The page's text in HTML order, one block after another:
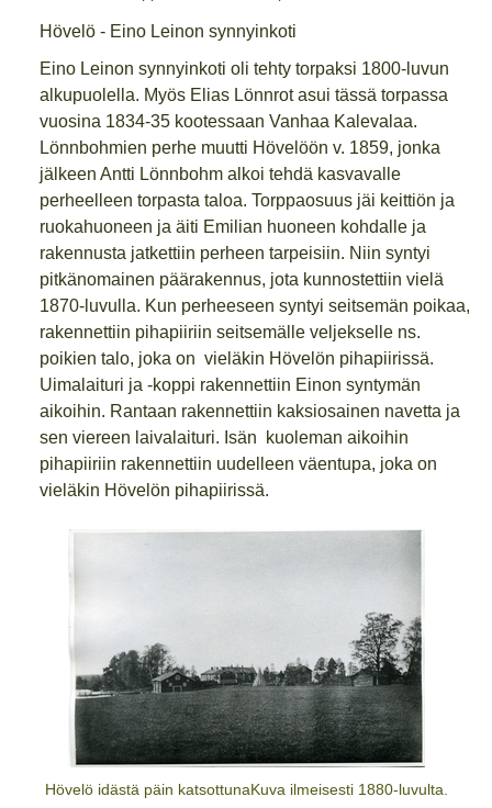
Hövelö - Eino Leinon synnyinkoti
Eino Leinon synnyinkoti oli tehty torpaksi 1800-luvun
alkupuolella. Myös Elias Lönnrot asui tässä torpassa
vuosina 1834-35 kootessaan Vanhaa Kalevalaa.
Lönnbohmien perhe muutti Hövelöön v. 1859, jonka
jälkeen Antti Lönnbohm alkoi tehdä kasvavalle
perheelleen torpasta taloa. Torppaosuus jäi keittiön ja
ruokahuoneen ja äiti Emilian huoneen kohdalle ja
rakennusta jatkettiin perheen tarpeisiin. Niin syntyi
pitkänomainen päärakennus, jota kunnostettiin vielä
1870-luvulla. Kun perheeseen syntyi seitsemän poikaa,
rakennettiin pihapiiriin seitsemälle veljekselle ns.
poikien talo, joka on vieläkin Hövelön pihapiirissä.
Uimalaituri ja -koppi rakennettiin Einon syntymän
aikoihin. Rantaan rakennettiin kaksiosainen navetta ja
sen viereen laivalaituri. Isän kuoleman aikoihin
pihapiiriin rakennettiin uudelleen väentupa, joka on
vieläkin Hövelön pihapiirissä.
Hövelö idästä päin katsottunaKuva ilmeisesti 1880-luvulta.